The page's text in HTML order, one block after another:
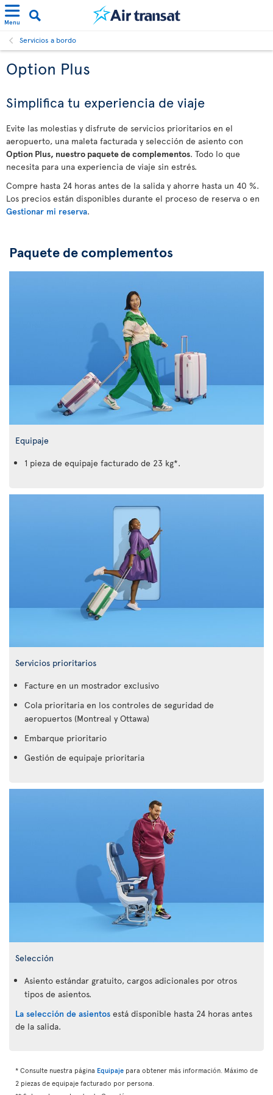
Menu
Servicios a bordo
Option Plus
Simplifica tu experiencia de viaje
Evite las molestias y disfrute de servicios prioritarios en el
aeropuerto, una maleta facturada y selección de asiento con
Option Plus, nuestro paquete de complementos. Todo lo que
necesita para una experiencia de viaje sin estrés.
Compre hasta 24 horas antes de la salida y ahorre hasta un 40 %.
Los precios están disponibles durante el proceso de reserva o en
Gestionar mi reserva.
Paquete de complementos
Equipaje
1 pieza de equipaje facturado de 23 kg*.
Servicios prioritarios
Facture en un mostrador exclusivo
Cola prioritaria en los controles de seguridad de
aeropuertos (Montreal y Ottawa)
Embarque prioritario
Gestión de equipaje prioritaria
Selección
Asiento estándar gratuito, cargos adicionales por otros
tipos de asientos.
La selección de asientos está disponible hasta 24 horas antes
de la salida.
* Consulte nuestra página Equipaje para obtener más información. Máximo de
2 piezas de equipaje facturado por persona.